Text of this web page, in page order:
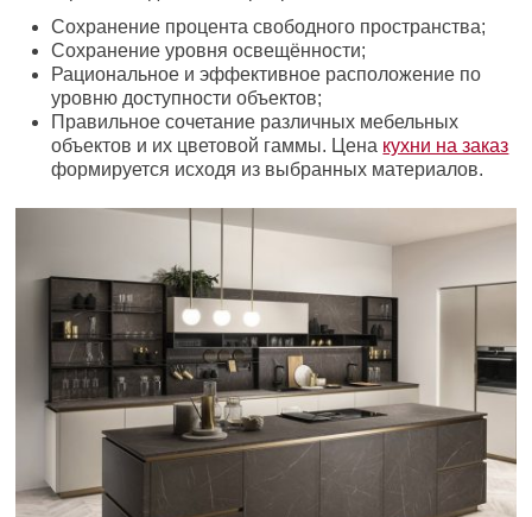
Сохранение процента свободного пространства;
Сохранение уровня освещённости;
Рациональное и эффективное расположение по
уровню доступности объектов;
Правильное сочетание различных мебельных
объектов и их цветовой гаммы. Цена кухни на заказ
формируется исходя из выбранных материалов.